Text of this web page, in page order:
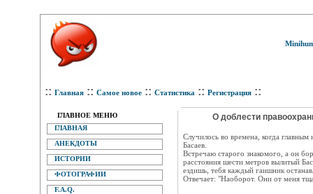
:: Главная :: Самое новое :: Статистика :: Регистрация ::
ГЛАВНОЕ МЕНЮ
ГЛАВНАЯ
АНЕКДОТЫ
ИСТОРИИ
ФОТОГРАФИИ
F.A.Q.
О доблести
Случилось во времена, когда
Басаев.
Встречаю старого знакомого, а он
расстояния шести метров вылитый
ездишь, тебя каждый гаишник
Отвечает: "Наоборот. Они от меня